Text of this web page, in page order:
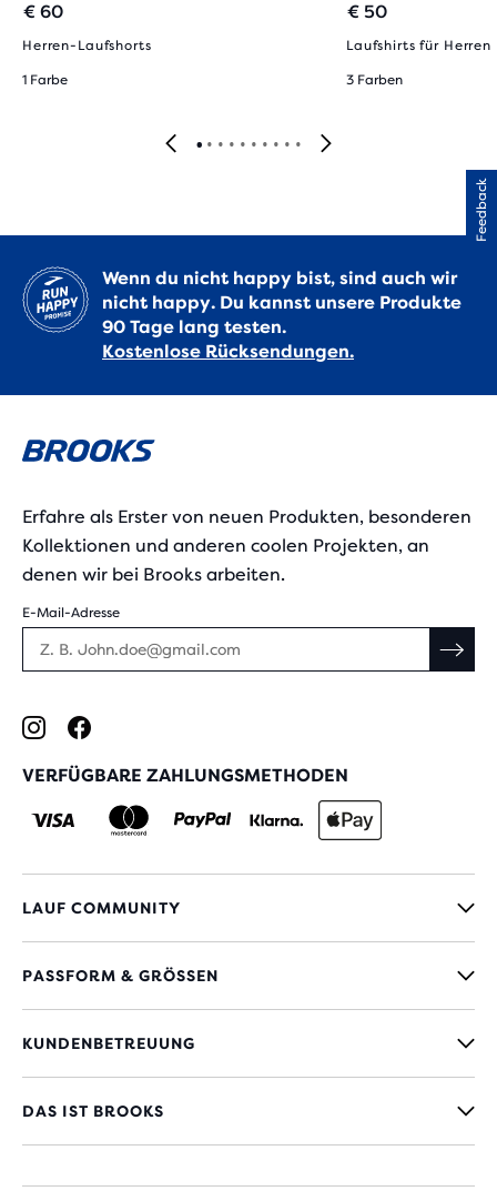
€ 60
Herren-Laufshorts
1 Farbe
€ 50
Laufshirts für Herren
3 Farben
Wenn du nicht happy bist, sind auch wir
nicht happy. Du kannst unsere Produkte
90 Tage lang testen.
Kostenlose Rücksendungen.
Erfahre als Erster von neuen Produkten, besonderen
Kollektionen und anderen coolen Projekten, an
denen wir bei Brooks arbeiten.
E-Mail-Adresse
VERFÜGBARE ZAHLUNGSMETHODEN
LAUF COMMUNITY
PASSFORM & GRÖSSEN
KUNDENBETREUUNG
DAS IST BROOKS
Feedback